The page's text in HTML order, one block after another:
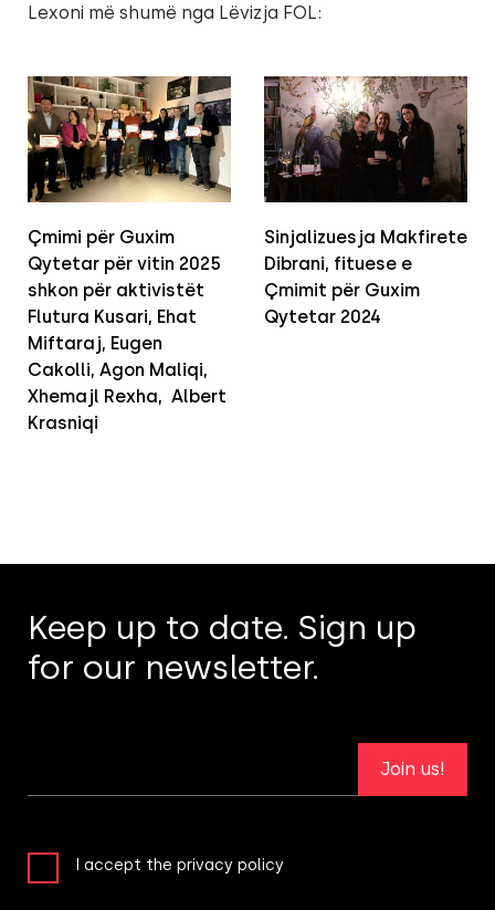
Lexoni më shumë nga Lëvizja FOL:
Çmimi për Guxim
Qytetar për vitin 2025
shkon për aktivistët
Flutura Kusari, Ehat
Miftaraj, Eugen
Cakolli, Agon Maliqi,
Xhemajl Rexha, Albert
Krasniqi
Sinjalizuesja Makfirete
Dibrani, fituese e
Çmimit për Guxim
Qytetar 2024
Keep up to date. Sign up
for our newsletter.
Join us!
I accept the privacy policy